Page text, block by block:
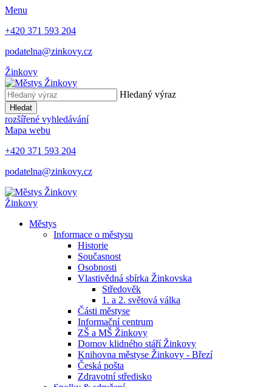
Menu
+420 371 593 204
podatelna@zinkovy.cz
Žinkovy
Hledaný výraz
Hledat
rozšířené vyhledávání
Mapa webu
+420 371 593 204
podatelna@zinkovy.cz
Žinkovy
Městys
Informace o městysu
Historie
Současnost
Osobnosti
Vlastivědná sbírka Žinkovska
Středověk
1. a 2. světová válka
Části městyse
Informační centrum
ZŠ a MŠ Žinkovy
Domov klidného stáří Žinkovy
Knihovna městyse Žinkovy - Březí
Česká pošta
Zdravotní středisko